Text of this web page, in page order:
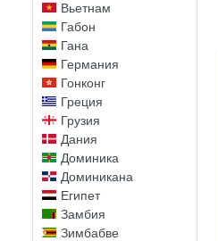
Вьетнам
Габон
Гана
Германия
Гонконг
Греция
Грузия
Дания
Доминика
Доминикана
Египет
Замбия
Зимбабве